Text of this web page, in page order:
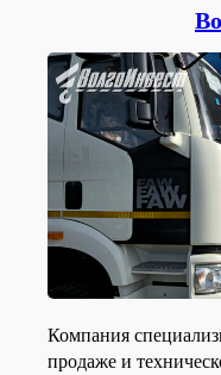
Компания
продаже и